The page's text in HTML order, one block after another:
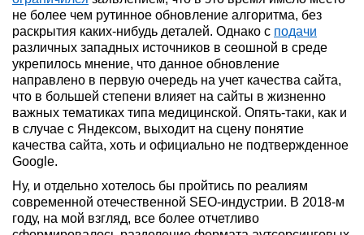
не более чем рутинное обновление алгоритма, без
раскрытия каких-нибудь деталей. Однако с подачи
различных западных источников в сеошной в среде
укрепилось мнение, что данное обновление
направлено в первую очередь на учет качества сайта,
что в большей степени влияет на сайты в жизненно
важных тематиках типа медицинской. Опять-таки, как и
в случае с Яндексом, выходит на сцену понятие
качества сайта, хоть и официально не подтвержденное
Google.
Ну, и отдельно хотелось бы пройтись по реалиям
современной отечественной SEO-индустрии. В 2018-м
году, на мой взгляд, все более отчетливо